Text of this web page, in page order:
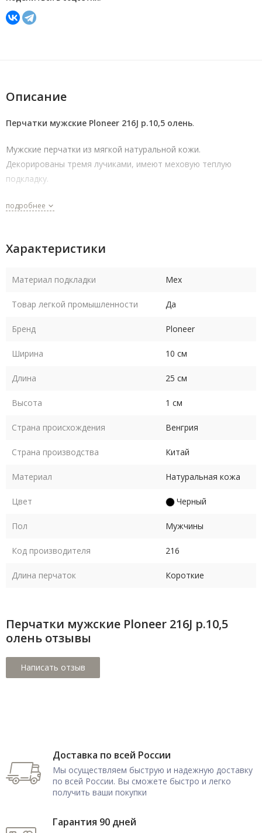
Описание
Перчатки мужские Ploneer 216J р.10,5 олень.
Мужские перчатки из мягкой натуральной кожи.
Декорированы тремя лучиками, имеют меховую теплую
подкладку.
подробнее
Характеристики
Материал подкладки Мех
Товар легкой промышленности Да
Бренд Ploneer
Ширина 10 см
Длина 25 см
Высота 1 см
Страна происхождения Венгрия
Страна производства Китай
Материал Натуральная кожа
Цвет Черный
Пол Мужчины
Код производителя 216
Длина перчаток Короткие
Перчатки мужские Ploneer 216J р.10,5
олень отзывы
Доставка по всей России
Мы осуществляем быструю и надежную доставку
по всей России. Вы сможете быстро и легко
получить ваши покупки
Гарантия 90 дней